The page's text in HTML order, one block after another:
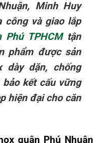
Minh Huy
công và giao lắp
Phú TPHCMtận
phẩm được sản
dày dặn, chống
kết cấu vững
hiện đại cho căn
quận Phú Nhuận